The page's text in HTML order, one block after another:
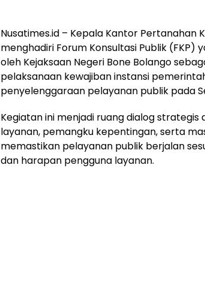
Nusatimes.id – Kepala Kantor Pertanahan
menghadiri Forum Konsultasi Publik (FKP)
oleh Kejaksaan Negeri Bone Bolango
pelaksanaan kewajiban instansi
penyelenggaraan pelayanan publik pada
Kegiatan ini menjadi ruang dialog
layanan, pemangku kepentingan, serta
memastikan pelayanan publik berjalan
dan harapan pengguna layanan.